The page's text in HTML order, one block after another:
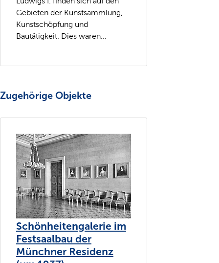
Gebieten der Kunstsammlung,
Kunstschöpfung und
Bautätigkeit. Dies waren...
Zugehörige Objekte
Schönheitengalerie im
Festsaalbau der
Münchner Residenz